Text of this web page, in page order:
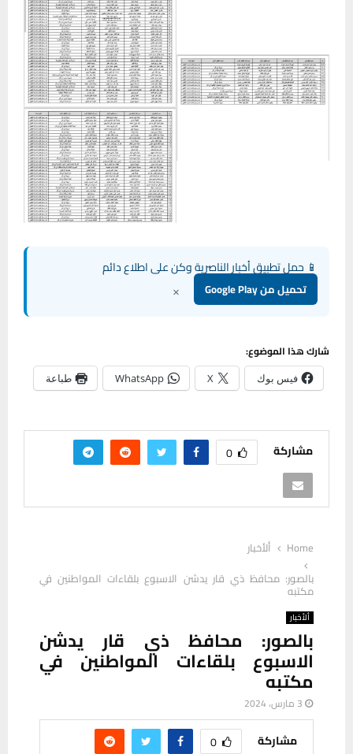
📱 حمل تطبيق أخبار الناصرية وكن على اطلاع دائم
تحميل من Google Play ×
شارك هذا الموضوع:
فيس بوك X
WhatsApp طباعة
مشاركة 0
Home
ألأخبار
بالصور: محافظ ذي قار يدشن الاسبوع بلقاءات المواطنين في
مكتبه
ألأخبار
بالصور: محافظ ذي قار يدشن
الاسبوع بلقاءات المواطنين في
مكتبه
3 مارس، 2024
مشاركة 0